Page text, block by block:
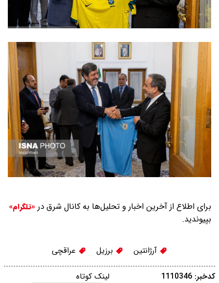
برای اطلاع از آخرین اخبار و تحلیل‌ها به کانال شرق در «تلگرام»
بپیوندید.
آرژانتین برزیل عراقچی
لینک کوتاه کدخبر: 1110346